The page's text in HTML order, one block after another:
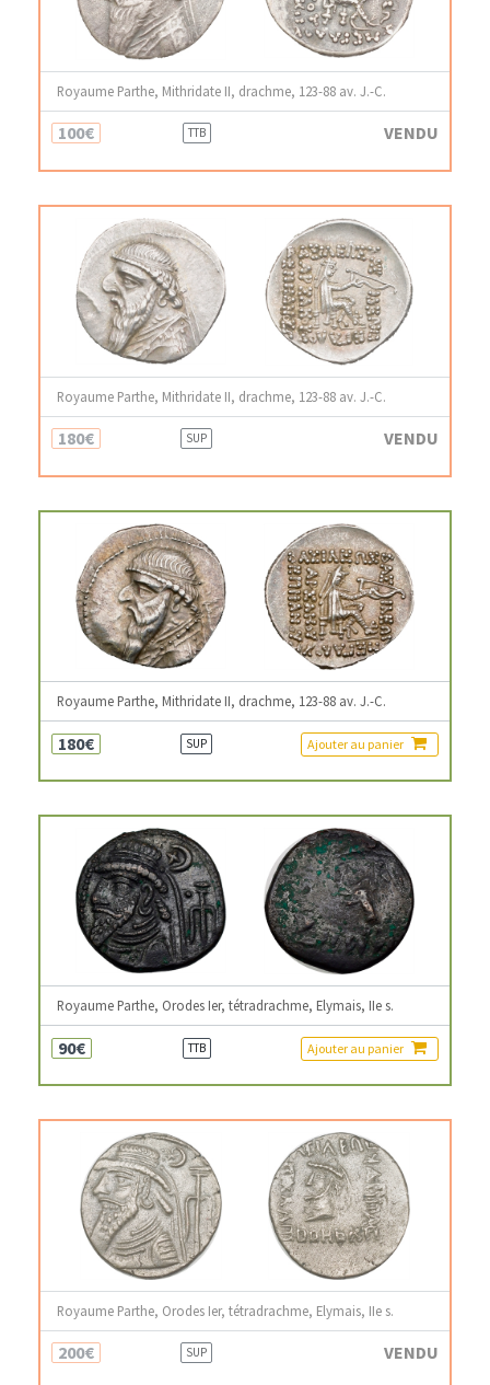
Royaume Parthe, Mithridate II, drachme, 123-88 av. J.-C.
100€ TTB VENDU
Royaume Parthe, Mithridate II, drachme, 123-88 av. J.-C.
180€ SUP VENDU
Royaume Parthe, Mithridate II, drachme, 123-88 av. J.-C.
180€ SUP Ajouter au panier
Royaume Parthe, Orodes Ier, tétradrachme, Elymais, IIe s.
90€ TTB Ajouter au panier
Royaume Parthe, Orodes Ier, tétradrachme, Elymais, IIe s.
200€ SUP VENDU